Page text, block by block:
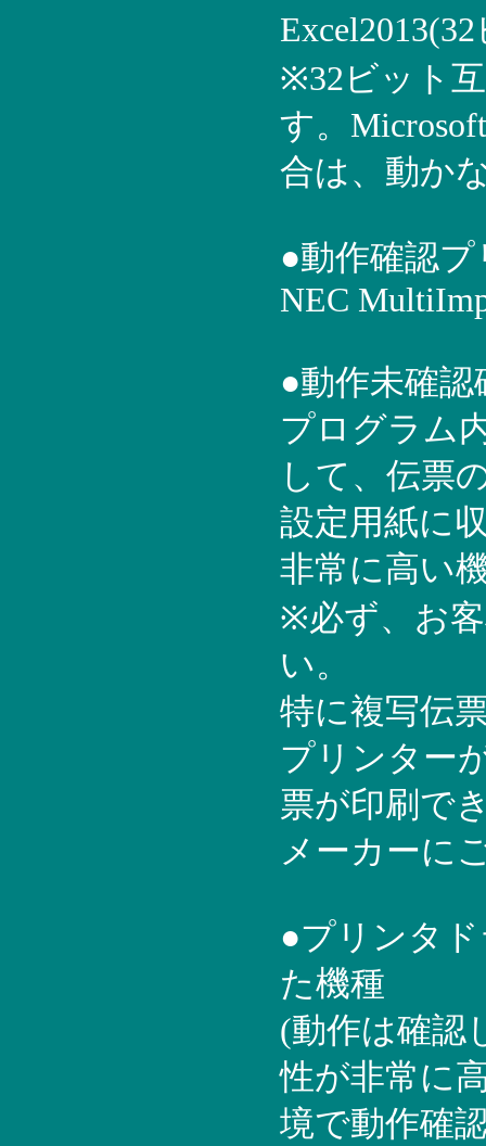
※32ビット
す。
合は、動か
●動作確認
NEC
●動作未確
プログラム
して、伝票
設定用紙に
非常に高い
※必ず、お
い。
特に複写伝
プリンター
票が印刷で
メーカーに
●プリンタ
た機種
(動作は確認
性が非常に
境で動作確